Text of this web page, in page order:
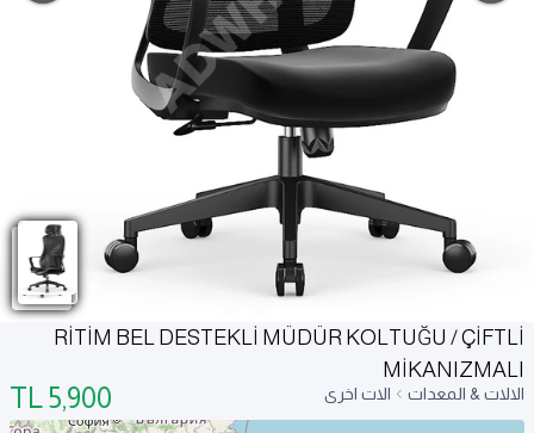
RİTİM BEL DESTEKLİ MÜDÜR KOLTUĞU / ÇİFTLİ
MİKANIZMALI
الالات & المعدات الات اخرى 5,900
TL